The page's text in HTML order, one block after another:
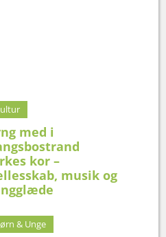
med i
kor –
musik og
& Unge